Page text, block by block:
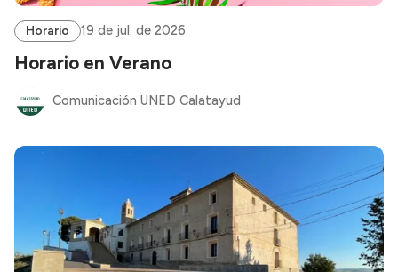
Horario 19 de jul. de 2026
Horario en Verano
Comunicación UNED Calatayud